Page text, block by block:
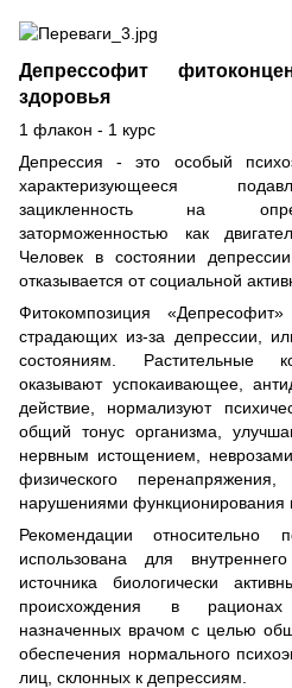
Депрессофит
здоровья
1 флакон - 1 курс
Депрессия - это особый
характеризующееся
зацикленность на
заторможенностью как
Человек в состоянии
отказывается от социальной
Фитокомпозиция
страдающих из-за депрессии,
состояниям. Растительные
оказывают успокаивающее,
действие, нормализуют
общий тонус организма,
нервным истощением,
физического
нарушениями функционирования
Рекомендации относительно
использована для
источника биологически
происхождения в рационах
назначенных врачом с целью
обеспечения нормального
лиц, склонных к депрессиям.